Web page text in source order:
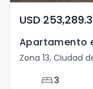
USD
Zona 13, Ciudad
bed3